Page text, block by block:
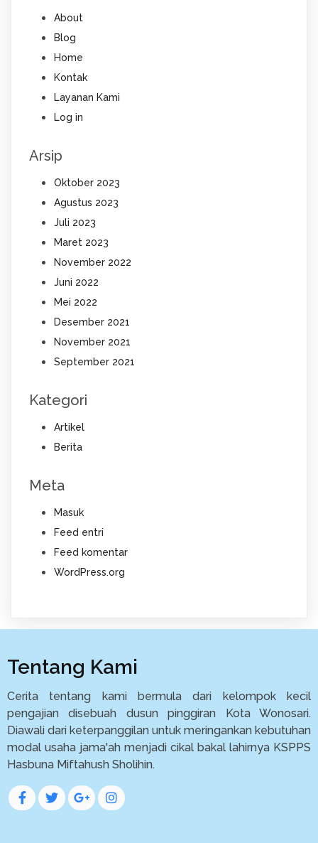
About
Blog
Home
Kontak
Layanan Kami
Log in
Arsip
Oktober 2023
Agustus 2023
Juli 2023
Maret 2023
November 2022
Juni 2022
Mei 2022
Desember 2021
November 2021
September 2021
Kategori
Artikel
Berita
Meta
Masuk
Feed entri
Feed komentar
WordPress.org
Tentang Kami
Cerita tentang kami bermula dari kelompok kecil
pengajian disebuah dusun pinggiran Kota Wonosari.
Diawali dari keterpanggilan untuk meringankan kebutuhan
modal usaha jama'ah menjadi cikal bakal lahirnya KSPPS
Hasbuna Miftahush Sholihin.